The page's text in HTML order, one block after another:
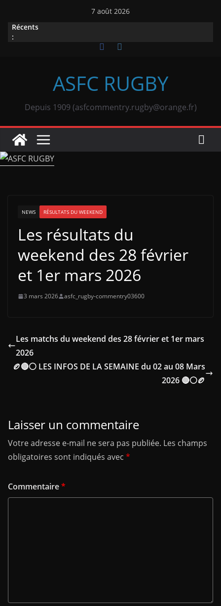
contenu
7 août 2026
Récents
:
ASFC RUGBY
Depuis 1909 (asfcommentry.rugby@orange.fr)
NEWS RÉSULTATS DU WEEKEND
Les résultats du
weekend des 28 février
et 1er mars 2026
3 mars 2026 asfc_rugby-commentry03600
Les matchs du weekend des 28 février et 1er mars
2026
🏉🔴⚪ LES INFOS DE LA SEMAINE du 02 au 08 Mars
2026 🔴⚪🏉
Laisser un commentaire
Votre adresse e-mail ne sera pas publiée. Les champs
obligatoires sont indiqués avec *
Commentaire*